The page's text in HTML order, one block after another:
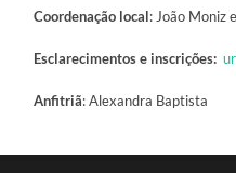
Coordenação local: João Moniz
Esclarecimentos e inscrições:
Anfitriã: Alexandra Baptista